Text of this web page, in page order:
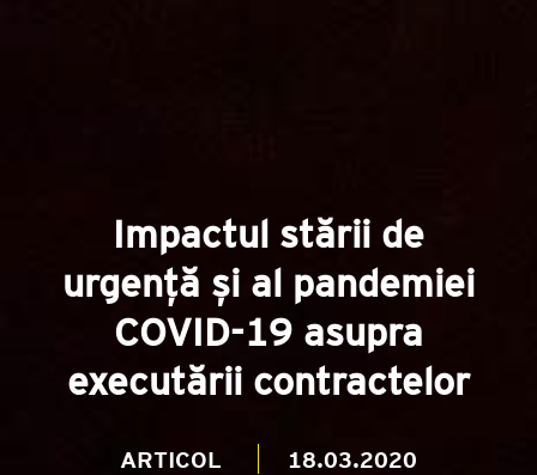
Impactul stării de
urgență și al pandemiei
COVID-19 asupra
executării contractelor
ARTICOL 18.03.2020